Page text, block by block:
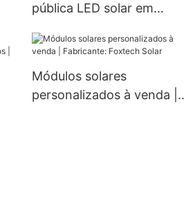
pública LED solar em
com classificação IP66 à
100W.
Módulos solares
personalizados à venda |